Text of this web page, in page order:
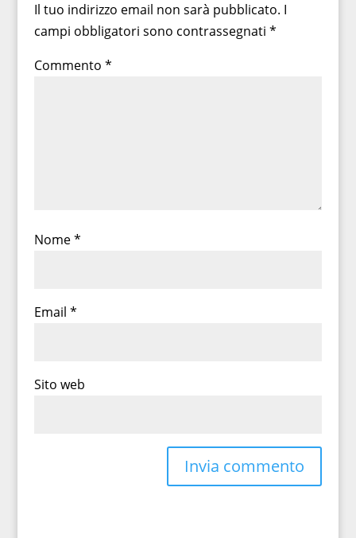
Il tuo indirizzo email non sarà pubblicato. I
campi obbligatori sono contrassegnati *
Commento *
Nome*
Email *
Sito web